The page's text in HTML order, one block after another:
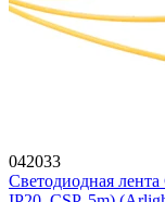
042033
Светодиодная